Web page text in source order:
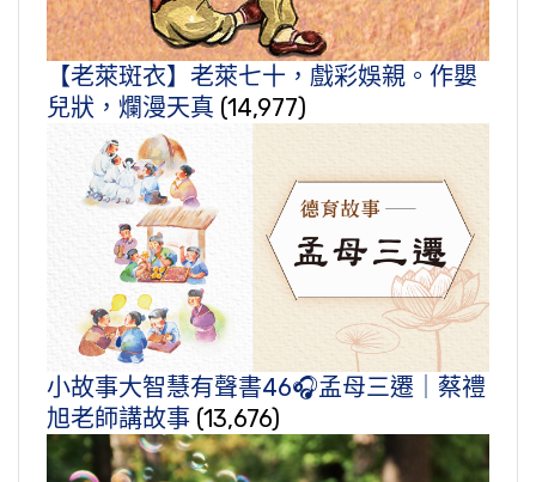
【老萊斑衣】老萊七十，戲彩娛親。作嬰
兒狀，爛漫天真 (14,977)
小故事大智慧有聲書46🎧孟母三遷｜蔡禮
旭老師講故事 (13,676)